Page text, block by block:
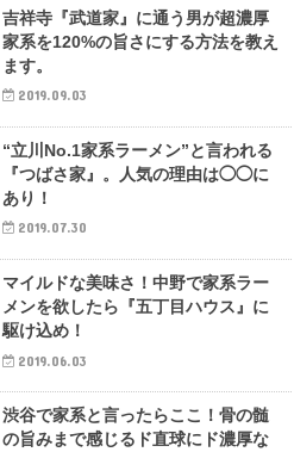
吉祥寺『武道家』に通う男が超濃厚
家系を120%の旨さにする方法を教え
ます。
2019.09.03
“立川No.1家系ラーメン”と言われる
『つばさ家』。人気の理由は◯◯に
あり！
2019.07.30
マイルドな美味さ！中野で家系ラー
メンを欲したら『五丁目ハウス』に
駆け込め！
2019.06.03
渋谷で家系と言ったらここ！骨の髄
の旨みまで感じるド直球にド濃厚な